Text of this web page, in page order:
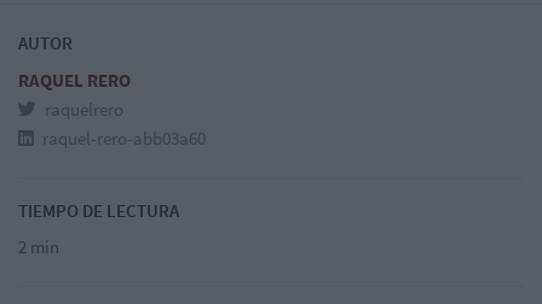
AUTOR
RAQUEL RERO
raquelrero
raquel-rero-abb03a60
TIEMPO DE LECTURA
2 min